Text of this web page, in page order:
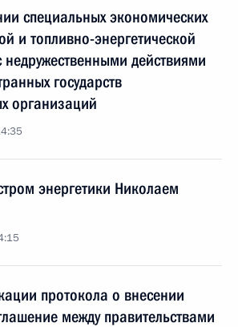
специальных экономических
и топливно-энергетической
недружественными действиями
государств
организаций
энергетики Николаем
протокола о внесении
между правительствами